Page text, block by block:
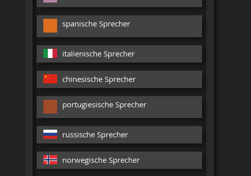
spanische Sprecher
italienische Sprecher
chinesische Sprecher
portugiesische Sprecher
russische Sprecher
norwegische Sprecher